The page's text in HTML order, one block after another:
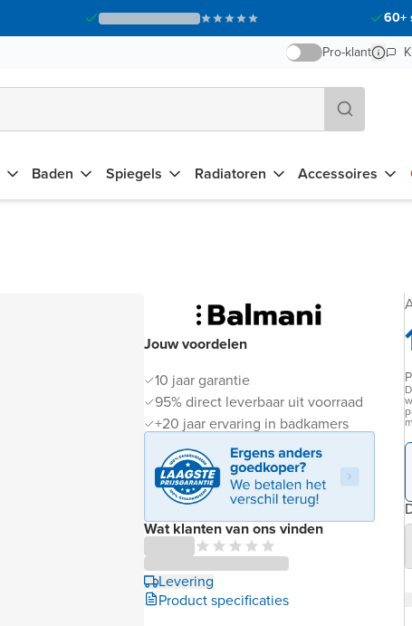
60+
Pro-klant
Baden Spiegels Radiatoren Accessoires
Jouw voordelen
10 jaar garantie
95% direct leverbaar uit voorraad
+20 jaar ervaring in badkamers
Wat klanten van ons vinden
Levering
Product specificaties